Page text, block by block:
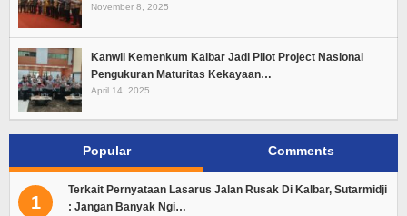
November 8, 2025
Kanwil Kemenkum Kalbar Jadi Pilot Project Nasional
Pengukuran Maturitas Kekayaan…
April 14, 2025
Popular Comments
1
Terkait Pernyataan Lasarus Jalan Rusak Di Kalbar, Sutarmidji
: Jangan Banyak Ngi…